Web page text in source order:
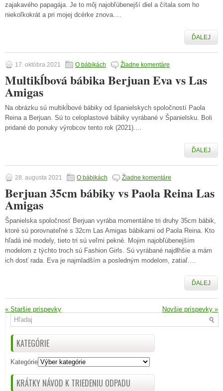
zajakavého papagája. Je to môj najobľúbenejší diel a čítala som ho
niekoľkokrát a pri mojej dcérke znova.…
ĎALEJ
17. októbra 2021 O bábikách Žiadne komentáre
Multikĺbová bábika Berjuan Eva vs Las
Amigas
Na obrázku sú multikĺbové bábiky od španielskych spoločností Paola
Reina a Berjuan. Sú to celoplastové bábiky vyrábané v Španielsku. Boli
pridané do ponuky výrobcov tento rok (2021).…
ĎALEJ
28. augusta 2021 O bábikách Žiadne komentáre
Berjuan 35cm bábiky vs Paola Reina Las
Amigas
Španielska spoločnosť Berjuan vyrába momentálne tri druhy 35cm bábik,
ktoré sú porovnateľné s 32cm Las Amigas bábikami od Paola Reina. Kto
hľadá iné modely, tieto tri sú veľmi pekné. Mojim najobľúbenejším
modelom z týchto troch sú Fashion Girls. Sú vyrábané najdlhšie a mám
ich dosť rada. Eva je najmladším a posledným modelom, zatiaľ.…
ĎALEJ
« Staršie príspevky Novšie príspevky »
KATEGÓRIE
Kategórie
KRÁTKY NÁVOD K TRIEDENIU ODPADU